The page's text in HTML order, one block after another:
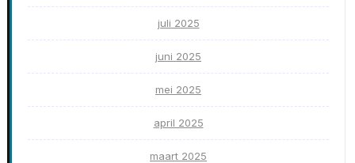
juli 2025
juni 2025
mei 2025
april 2025
maart 2025